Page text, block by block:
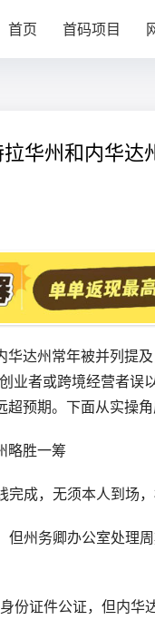
首页 首码项目
华州和内华
达州常年被并列提
业者或跨境经营者误
预期。下面从实操角
略胜一筹
成，无须本人到场
但州务卿办公室处理
份证件公证，但内